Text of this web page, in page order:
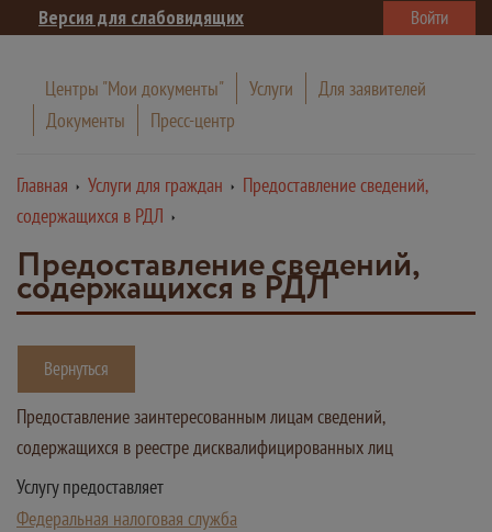
Версия для слабовидящих Войти
Центры "Мои документы" Услуги
Для заявителей
Документы
Пресс-центр
Главная Услуги для граждан
Предоставление сведений,
содержащихся в РДЛ
Предоставление сведений,
содержащихся в РДЛ
Вернуться
Предоставление заинтересованным лицам сведений,
содержащихся в реестре дисквалифицированных лиц
Услугу предоставляет
Федеральная налоговая служба